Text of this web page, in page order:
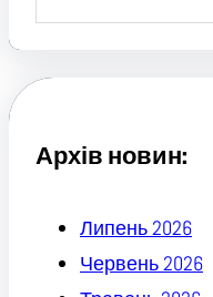
a
c
Архів новин:
Липень 2026
Червень 2026